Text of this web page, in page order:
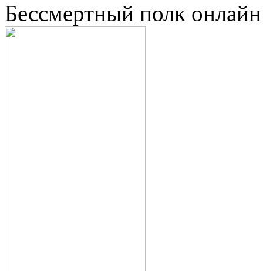
Бессмертный полк онлайн